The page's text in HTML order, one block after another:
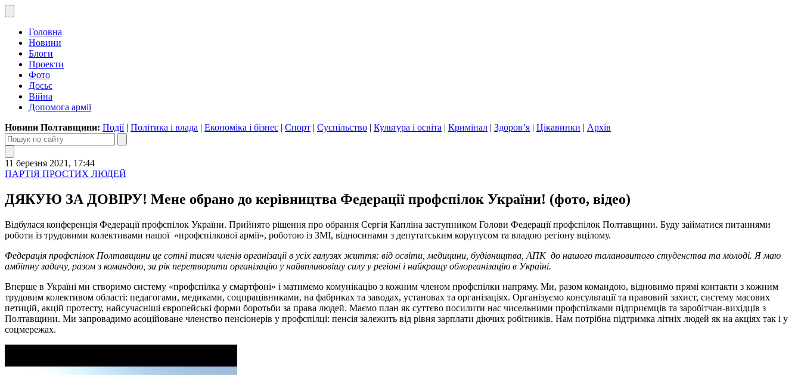
Головна
Новини
Блоги
Проекти
Фото
Досьє
Війна
Допомога армії
Новини Полтавщини: Події| Політика і влада | Економіка і бізнес | Спорт | Суспільство | Культура і освіта | Кримінал | Здоров’я | Цікавинки | Архів
11 березня 2021, 17:44
ПАРТІЯ ПРОСТИХ ЛЮДЕЙ
ДЯКУЮ ЗА ДОВІРУ! Мене обрано до керівництва Федерації профспілок України! (фото, відео)
Відбулася конференція Федерації профспілок України. Прийнято рішення про обрання Сергія Капліна заступником Голови Федерації профспілок Полтавщини. Буду займатися питаннями
роботи із трудовими колективами нашої «профспілкової армії», роботою із ЗМІ, відносинами з депутатським корупусом та владою регіону вцілому.
Федерація профспілок Полтавщини це сотні тисяч членів організації в усіх галузях життя: від освіти, медицини, будівництва, АПК до нашого талановитого студенства та молоді. Я маю
амбітну задачу, разом з командою, за рік перетворити організацію у найвпливовішу силу у регіоні і найкращу облорганізацію в Україні.
Вперше в Україні ми створимо систему «профспілка у смартфоні» і матимемо комунікацію з кожним членом профспілки напряму. Ми, разом командою, відновимо прямі контакти з кожним
трудовим колективом області: педагогами, медиками, соцпрацівниками, на фабриках та заводах, установах та організаціях. Організуємо консультації та правовий захист, систему масових
петицій, акцій протесту, найсучасніші європейські форми боротьби за права людей. Маємо план як суттєво посилити нас чисельними профспілками підприємців та заробітчан-вихідців з
Полтавщини. Ми запровадимо асоційоване членство пенсіонерів у профспілці: пенсія залежить від рівня зарплати діючих робітників. Нам потрібна підтримка літніх людей як на акціях так і у
соцмережах.